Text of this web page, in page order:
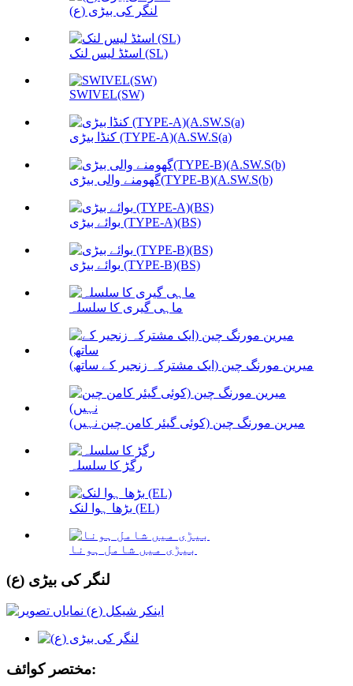
لنگر کی بیڑی (ع)
اسٹڈ لیس لنک (SL)
SWIVEL(SW)
کنڈا بیڑی (TYPE-A)(A.SW.S(a)
گھومنے والی بیڑی(TYPE-B)(A.SW.S(b)
بوائے بیڑی (TYPE-A)(BS)
بوائے بیڑی (TYPE-B)(BS)
ماہی گیری کا سلسلہ
میرین مورنگ چین (ایک مشترکہ زنجیر کے ساتھ)
میرین مورنگ چین (کوئی گیئر کامن چین نہیں)
رگڑ کا سلسلہ
بڑھا ہوا لنک (EL)
بیڑی میں شامل ہونا
لنگر کی بیڑی (ع)
مختصر کوائف: